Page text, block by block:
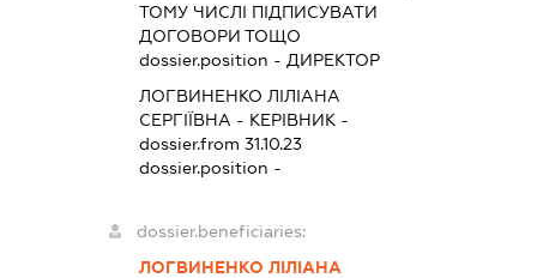
ТОМУ ЧИСЛІ ПІДПИСУВАТИ
ДОГОВОРИ ТОЩО
dossier.position - ДИРЕКТОР
ЛОГВИНЕНКО ЛІЛІАНА
СЕРГІЇВНА - КЕРІВНИК -
dossier.from 31.10.23
dossier.position -
dossier.beneficiaries:
ЛОГВИНЕНКО ЛІЛІАНА